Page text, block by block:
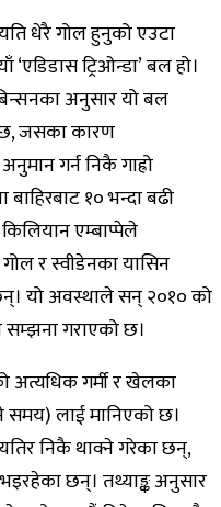
धेरै गोल हुनुको एउटा
ट्रिओन्डा’ बल हो।
अनुसार यो बल
जसका कारण
गर्न निकै गाह्रो
१० भन्दा बढी
एम्बाप्पेले
र स्वीडेनका यासिन
यो अवस्थाले सन् २०१० को
गराएको छ।
अत्यधिक गर्मी र खेलका
समय) लाई मानिएको छ।
निकै थाक्ने गरेका छन्,
छन्। तथ्याङ्क अनुसार